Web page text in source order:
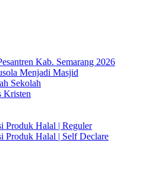
Kab. Semarang 2026
Menjadi Masjid
Sekolah
Kristen
Produk Halal | Reguler
Produk Halal | Self Declare